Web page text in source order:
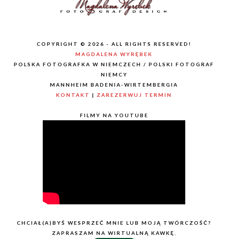
COPYRIGHT © 2026 - ALL RIGHTS RESERVED!
MAGDALENA WYRĘBEK
POLSKA FOTOGRAFKA W NIEMCZECH / POLSKI FOTOGRAF
NIEMCY
MANNHEIM BADENIA-WIRTEMBERGIA
KONTAKT | ZAREZERWUJ TERMIN
FILMY NA YOUTUBE
CHCIAŁ(A)BYŚ WESPRZEĆ MNIE LUB MOJĄ TWÓRCZOŚĆ?
ZAPRASZAM NA WIRTUALNĄ KAWKĘ.